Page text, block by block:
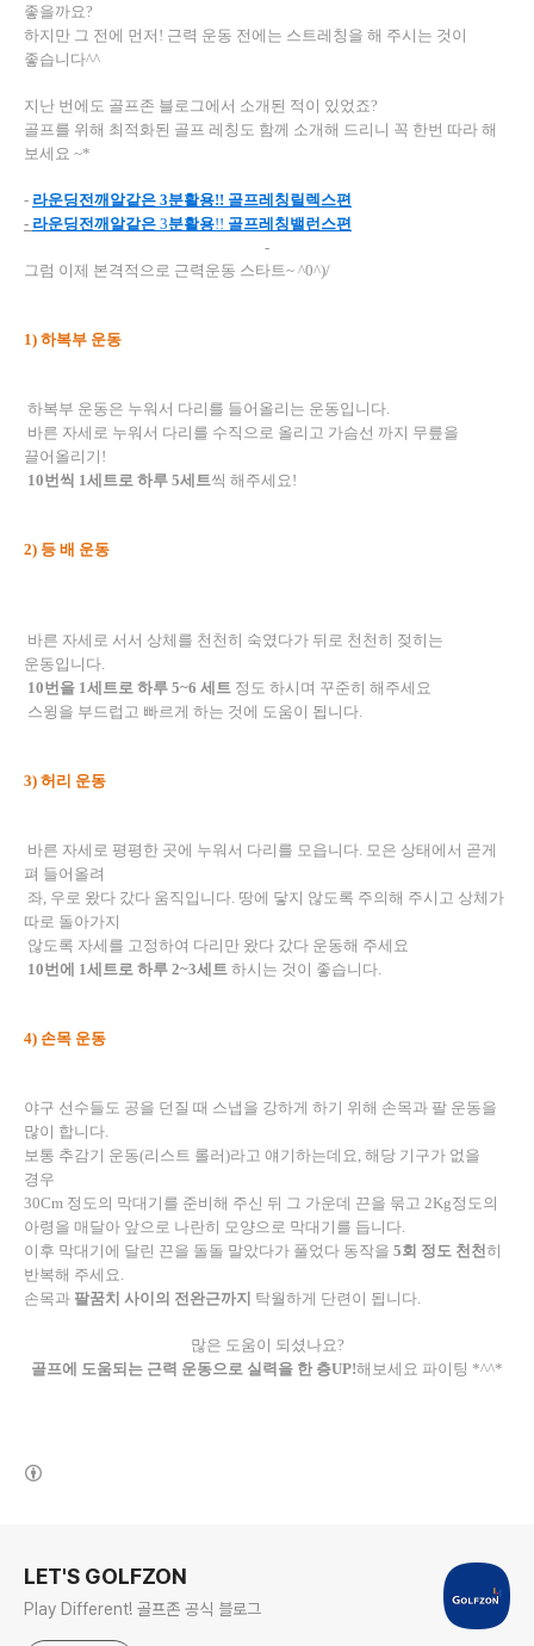
좋을까요?
하지만 그 전에 먼저 ! 근력 운동 전에는 스트레칭을 해 주시는 것이
좋습니다^^
지난 번에도 골프존 블로그에서 소개된 적이 있었죠?
골프를 위해 최적화된 골프 레칭도 함께 소개해 드리니 꼭 한번 따라 해
보세요 ~*
- 라운딩전 깨알같은 3분활용!! 골프레칭릴렉스편
- 라운딩전 깨알같은 3분활용!! 골프레칭밸런스편
-
그럼 이제 본격적으로 근력운동 스타트~ ^0^)/
1) 하복부 운동
하복부 운동은 누워서 다리를 들어올리는 운동입니다
바른 자세로 누워서 다리를 수직으로 올리고 가슴선 까지 무릎을
끌어올리기 !
10번씩 1세트로 하루 5세트씩 해주세요 !
2) 등 배 운동
바른 자세로 서서 상체를 천천히 숙였다가 뒤로 천천히 젖히는
운동입니다
10번을 1세트로 하루 5~6 세트 정도 하시며 꾸준히 해주세요
스윙을 부드럽고 빠르게 하는 것에 도움이 됩니다
3) 허리 운동
바른 자세로 평평한 곳에 누워서 다리를 모읍니다 모은 상태에서 곧게
펴 들어올려
좌 우로 왔다 갔다 움직입니다 땅에 닿지 않도록 주의해 주시고 상체가
따로 돌아가지
않도록 자세를 고정하여 다리만 왔다 갔다 운동해 주세요
10번에 1세트로 하루 2~3세트 하시는 것이 좋습니다
4) 손목 운동
야구 선수들도 공을 던질 때 스냅을 강하게 하기 위해 손목과 팔 운동을
많이 합니다
보통 추감기 운동(리스트 롤러)라고 얘기하는데요 해당 기구가 없을
경우
30Cm 정도의 막대기를 준비해 주신 뒤 그 가운데 끈을 묶고 2Kg정도의
아령을 매달아 앞으로 나란히 모양으로 막대기를 듭니다
이후 막대기에 달린 끈을 돌돌 말았다가 풀었다 동작을 5회 정도 천천 히
반복해 주세요
손목과 팔꿈치 사이의 전완근까지 탁월하게 단련이 됩니다
많은 도움이 되셨나요?
골프에 도움되는 근력 운동으로 실력을 한 층UP!해보세요 파이팅 *^^*
LET'S GOLFZON
Play Different! 골프존 공식 블로그